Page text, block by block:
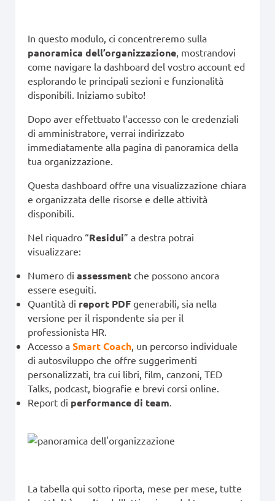
In questo modulo, ci concentreremo sulla
panoramica dell’organizzazione, mostrandovi
come navigare la dashboard del vostro account ed
esplorando le principali sezioni e funzionalità
disponibili. Iniziamo subito!
Dopo aver effettuato l’accesso con le credenziali
di amministratore, verrai indirizzato
immediatamente alla pagina di panoramica della
tua organizzazione.
Questa dashboard offre una visualizzazione chiara
e organizzata delle risorse e delle attività
disponibili.
Nel riquadro “Residui” a destra potrai
visualizzare:
Numero di assessment che possono ancora
essere eseguiti.
Quantità di report PDF generabili, sia nella
versione per il rispondente sia per il
professionista HR.
Accesso a Smart Coach, un percorso individuale
di autosviluppo che offre suggerimenti
personalizzati, tra cui libri, film, canzoni, TED
Talks, podcast, biografie e brevi corsi online.
Report di performance di team.
La tabella qui sotto riporta, mese per mese, tutte